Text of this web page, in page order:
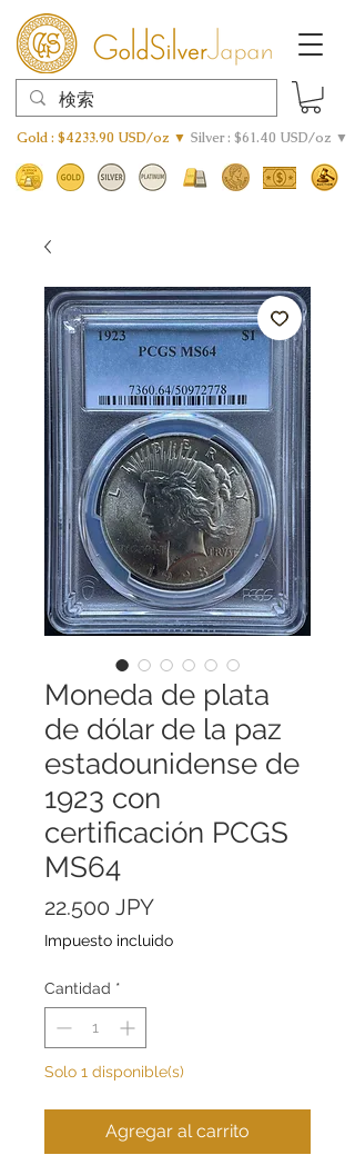
Gold : $4233.90 USD/oz ▼ Silver : $61.40 USD/oz ▼
Moneda de plata
de dólar de la paz
estadounidense de
1923 con
certificación PCGS
MS64
22.500 JPYPrecio
Impuesto incluido
Cantidad *
Solo 1 disponible(s)
Agregar al carrito